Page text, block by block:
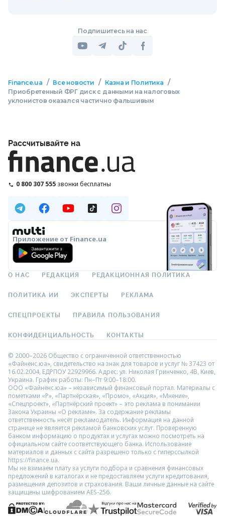
Подпишитесь на нас
Finance.ua / Все новости / Казна и Политика /
Приобретенный ФРГ диск с данными на налоговых
уклонистов оказался частично фальшивым
Рассчитывайте на
0 800 307 555 звонки бесплатны
Приложение от Finance.ua
О НАС РЕДАКЦИЯ РЕДАКЦИОННАЯ ПОЛИТИКА
ПОЛИТИКА ИИ ЭКСПЕРТЫ РЕКЛАМА
СПЕЦПРОЕКТЫ ПРАВИЛА ПОЛЬЗОВАНИЯ
КОНФИДЕНЦИАЛЬНОСТЬ КОНТАКТЫ
© 2000–2026 Общество с ограниченной ответственностью
«Файненс.юа», свидетельство на знак для товаров и услуг № 37423 от
16.02.2004, ЕДРПОУ 22929966. Адрес: ул. Николая Гринченко, 4В, Киев,
Украина. График работы: Пн–Пт 9:00–18:00.
ООО «Файненс.юа» – независимый финансовый портал. Материалы с
пометками «Р», «Партнёрская», «Промо», «Акция», «Мнение»,
«Спецпроект», «Партнёрский проект» – это реклама в понимании
Закона Украины «О рекламе». За содержание рекламы
ответственность несёт рекламодатель. Информация на данной
странице не является рекламой банковских услуг. Проверенную
банком информацию о продуктах и услугах можно посмотреть на
официальном сайте соответствующего банка. Использование
материалов и данных с сайта разрешено только с гиперссылкой
https://finance.ua.
Мы не взимаем плату за услуги подбора и сравнения финансовых
предложений в каталогах и не предоставляем услуги кредитования,
размещения депозитов и страхования. Ваши личные данные на сайте
защищены шифрованием AES-256.